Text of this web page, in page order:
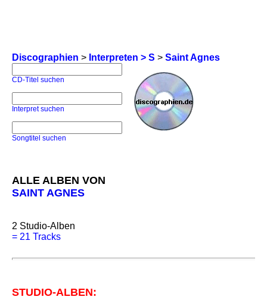
Discographien > Interpreten > S > Saint Agnes
CD-Titel suchen
Interpret suchen
Songtitel suchen
ALLE ALBEN VON
SAINT AGNES
2 Studio-Alben
= 21 Tracks
STUDIO-ALBEN: